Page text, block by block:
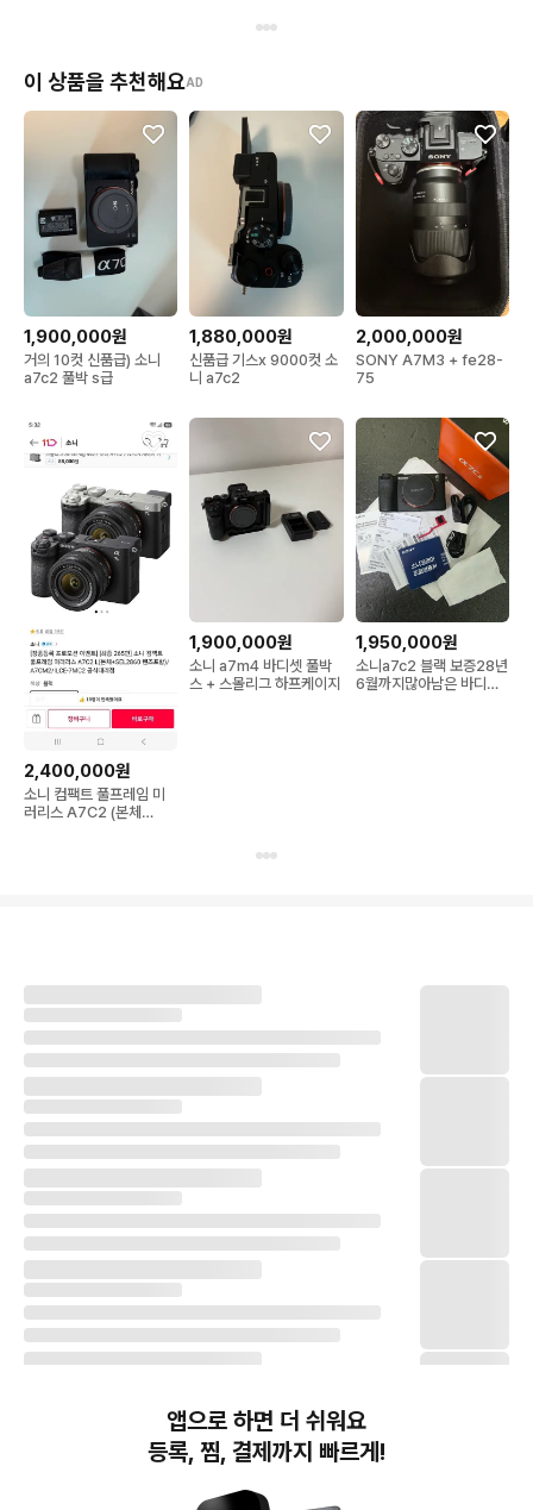
이 상품을 추천해요AD
1,900,000원
거의 10컷 신품급) 소니
a7c2 풀박 s급
1,880,000원
신품급 기스x 9000컷 소
니 a7c2
2,000,000원
SONY A7M3 + fe28-
75
2,400,000원
소니 컴팩트 풀프레임 미
러리스 A7C2 (본체
1,900,000원
소니 a7m4 바디셋 풀박
스 + 스몰리그 하프케이지
1,950,000원
소니a7c2 블랙 보증28년
6월까지많아남은 바디팔
앱으로 하면 더 쉬워요
등록, 찜, 결제까지 빠르게!